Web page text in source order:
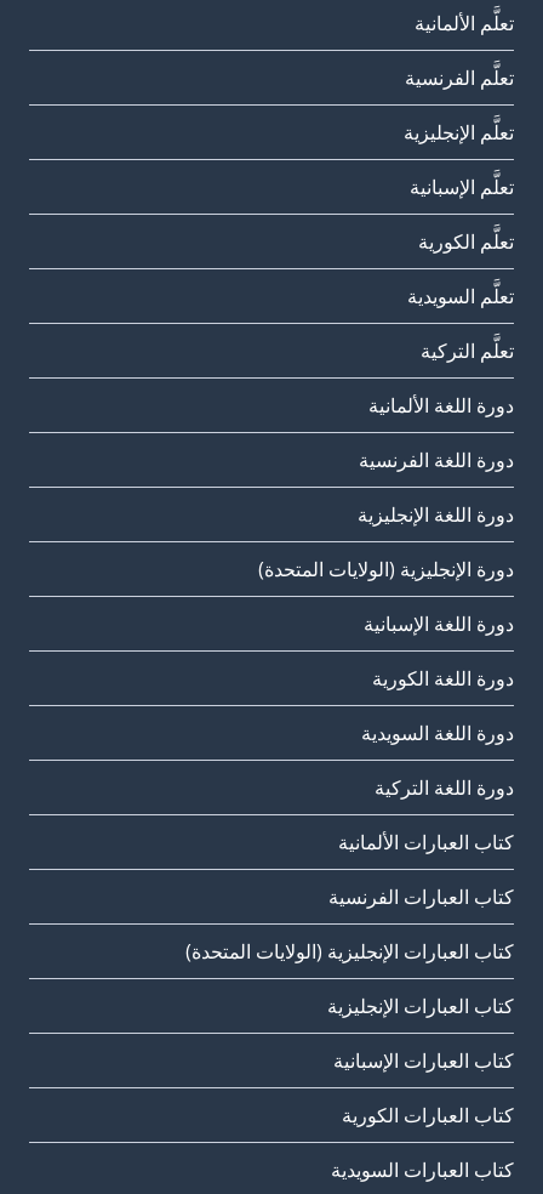
تعلَّم الألمانية
تعلَّم الفرنسية
تعلَّم الإنجليزية
تعلَّم الإسبانية
تعلَّم الكورية
تعلَّم السويدية
تعلَّم التركية
دورة اللغة الألمانية
دورة اللغة الفرنسية
دورة اللغة الإنجليزية
دورة الإنجليزية (الولايات المتحدة)
دورة اللغة الإسبانية
دورة اللغة الكورية
دورة اللغة السويدية
دورة اللغة التركية
كتاب العبارات الألمانية
كتاب العبارات الفرنسية
كتاب العبارات الإنجليزية (الولايات المتحدة)
كتاب العبارات الإنجليزية
كتاب العبارات الإسبانية
كتاب العبارات الكورية
كتاب العبارات السويدية